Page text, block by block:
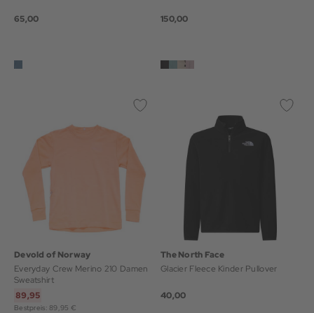
65,00 150,00
Devold of Norway
Everyday Crew Merino 210 Damen
Sweatshirt
89,95
Bestpreis: 89,95 €
The North Face
Glacier Fleece Kinder Pullover
40,00